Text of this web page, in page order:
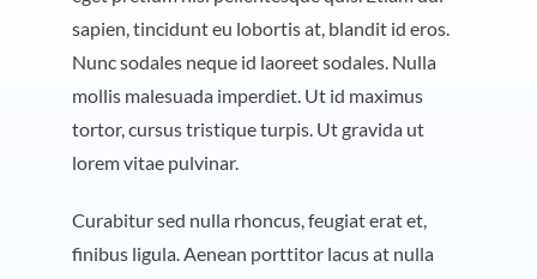
sapien, tincidunt eu lobortis at, blandit id eros.
Nunc sodales neque id laoreet sodales. Nulla
mollis malesuada imperdiet. Ut id maximus
tortor, cursus tristique turpis. Ut gravida ut
lorem vitae pulvinar.
Curabitur sed nulla rhoncus, feugiat erat et,
finibus ligula. Aenean porttitor lacus at nulla